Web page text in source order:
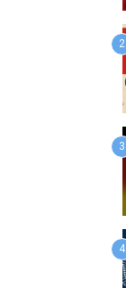
2
3
4